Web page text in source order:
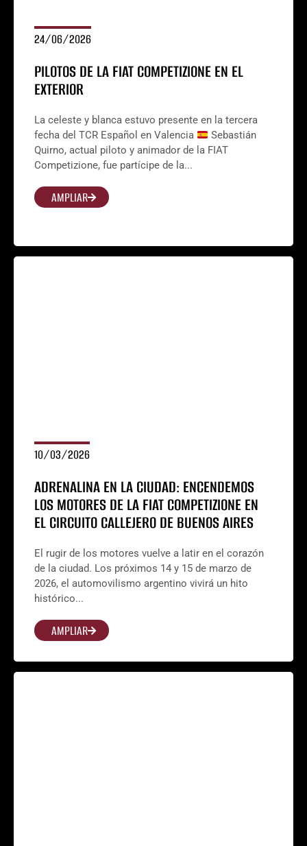
24/06/2026
PILOTOS DE LA FIAT COMPETIZIONE EN EL
EXTERIOR
La celeste y blanca estuvo presente en la tercera
fecha del TCR Español en Valencia
Sebastián
Quirno, actual piloto y animador de la FIAT
Competizione, fue partícipe de la...
AMPLIAR
10/03/2026
ADRENALINA EN LA CIUDAD: ENCENDEMOS
LOS MOTORES DE LA FIAT COMPETIZIONE EN
EL CIRCUITO CALLEJERO DE BUENOS AIRES
El rugir de los motores vuelve a latir en el corazón
de la ciudad. Los próximos 14 y 15 de marzo de
2026, el automovilismo argentino vivirá un hito
histórico...
AMPLIAR